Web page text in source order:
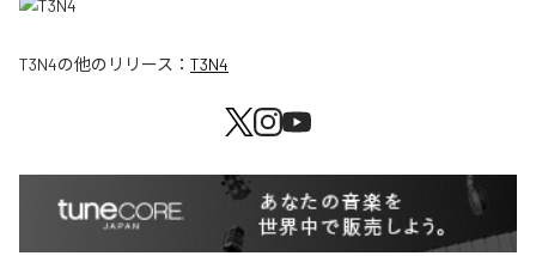
T3N4の他のリリース： T3N4